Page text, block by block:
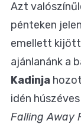
Azt
pénteken
emellett kijött
ajánlanánk a
Kadinja
idén húszéves
Falling Away